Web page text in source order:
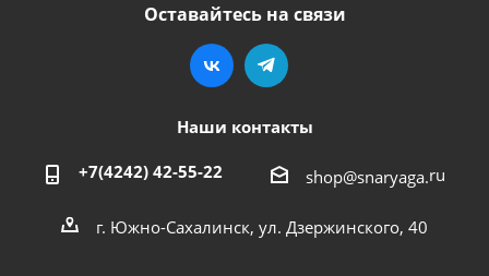
Оставайтесь на связи
Наши контакты
+7(4242) 42-55-22 shop@snaryaga.ru
г. Южно-Сахалинск, ул. Дзержинского, 40